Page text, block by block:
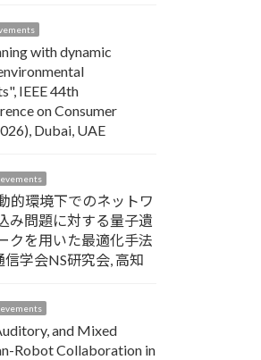
with dynamic
IEEE 44th
on Consumer
Dubai, UAE
的環境下でのネットワ
み問題に対する量子遺
クを用いた最適化手法
学会NS研究会, 高知
and Mixed
Robot Collaboration in